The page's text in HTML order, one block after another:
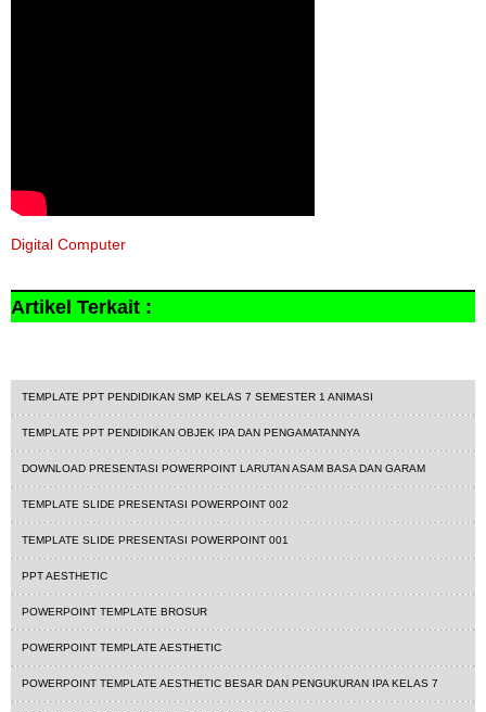
Digital Computer
Artikel Terkait :
TEMPLATE PPT PENDIDIKAN SMP KELAS 7 SEMESTER 1 ANIMASI
TEMPLATE PPT PENDIDIKAN OBJEK IPA DAN PENGAMATANNYA
DOWNLOAD PRESENTASI POWERPOINT LARUTAN ASAM BASA DAN GARAM
TEMPLATE SLIDE PRESENTASI POWERPOINT 002
TEMPLATE SLIDE PRESENTASI POWERPOINT 001
PPT AESTHETIC
POWERPOINT TEMPLATE BROSUR
POWERPOINT TEMPLATE AESTHETIC
POWERPOINT TEMPLATE AESTHETIC BESAR DAN PENGUKURAN IPA KELAS 7